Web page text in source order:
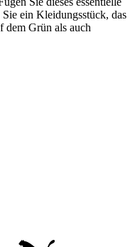
ein Kleidungsstück, das
dem Grün als auch